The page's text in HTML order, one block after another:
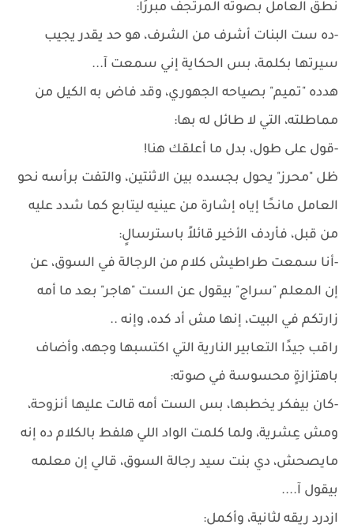
نطق العامل بصوته المرتجف مبررًا:
-ده ست البنات أشرف من الشرف، هو حد يقدر يجيب
سيرتها بكلمة، بس الحكاية إني سمعت آ...
هدده "تميم" بصياحه الجهوري، وقد فاض به الكيل من
مماطلته، التي لا طائل له بها:
-قول على طول، بدل ما أعلقك هنا!
ظل "محرز" يحول بجسده بين الاثنتين، والتفت برأسه نحو
العامل مانحًا إياه إشارة من عينيه ليتابع كما شدد عليه
من قبل، فأردف الأخير قائلاً باسترسالٍ:
-أنا سمعت طراطيش كلام من الرجالة في السوق، عن
إن المعلم "سراج" بيقول عن الست "هاجر" بعد ما أمه
زارتكم في البيت، إنها مش أد كده، وإنه ..
راقب جيدًا التعابير النارية التي اكتسبها وجهه، وأضاف
باهتزازةٍ محسوسة في صوته:
-كان بيفكر يخطبها، بس الست أمه قالت عليها أنزوحة،
ومش عِشرية، ولما كلمت الواد اللي هلفط بالكلام ده إنه
مايصحش، دي بنت سيد رجالة السوق، قالي إن معلمه
بيقول آ....
ازدرد ريقه لثانية، وأكمل: